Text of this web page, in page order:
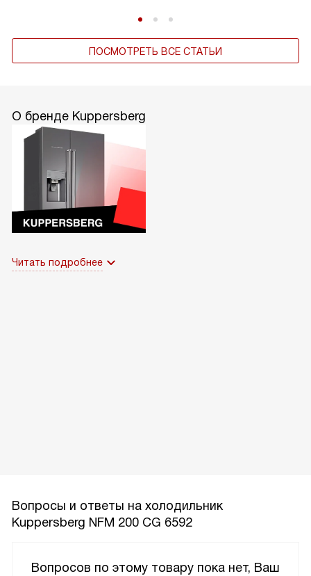
ПОСМОТРЕТЬ ВСЕ СТАТЬИ
О бренде Kuppersberg
Читать подробнее
Вопросы и ответы на холодильник
Kuppersberg NFM 200 CG 6592
Вопросов по этому товару пока нет, Ваш